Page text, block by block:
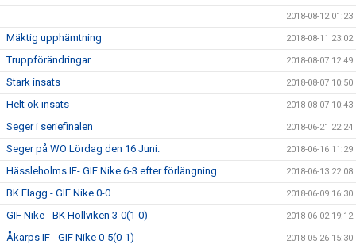
2018-08-12 01:23
Mäktig upphämtning 2018-08-11 23:02
Truppförändringar 2018-08-07 12:49
Stark insats 2018-08-07 10:50
Helt ok insats 2018-08-07 10:43
Seger i seriefinalen 2018-06-21 22:24
Seger på WO Lördag den 16 Juni. 2018-06-16 11:29
Hässleholms IF- GIF Nike 6-3 efter förlängning 2018-06-13 22:08
BK Flagg - GIF Nike 0-0 2018-06-09 16:30
GIF Nike - BK Höllviken 3-0(1-0) 2018-06-02 19:12
Åkarps IF - GIF Nike 0-5(0-1) 2018-05-26 15:30